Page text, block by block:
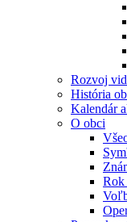
Rozvoj
História
Kalendár
O obci
Rok